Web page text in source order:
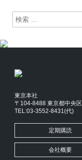
東京本社
〒104-8488 東京都中央
TEL:03-3552-8431(代)
定期購読
会社概要